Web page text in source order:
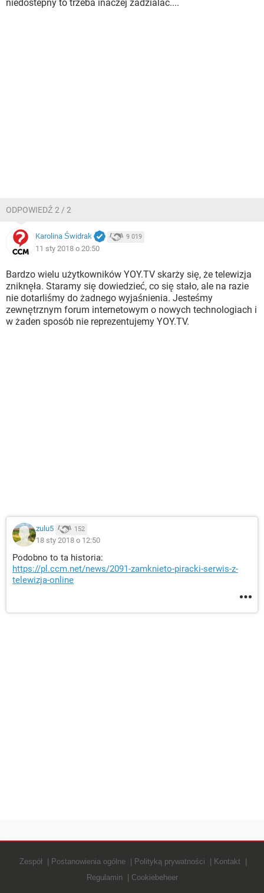
niedostepny to trzeba inaczej zadzialac....
ODPOWIEDŹ 2 / 2
Karolina Świdrak 9 019
11 sty 2018 o 20:50
Bardzo wielu użytkowników YOY.TV skarży się, że telewizja
zniknęła. Staramy się dowiedzieć, co się stało, ale na razie
nie dotarliśmy do żadnego wyjaśnienia. Jesteśmy
zewnętrznym forum internetowym o nowych technologiach i
w żaden sposób nie reprezentujemy YOY.TV.
zulu5 152
18 sty 2018 o 12:50
Podobno to ta historia:
https://pl.ccm.net/news/2091-zamknieto-piracki-serwis-z-
telewizja-online
Zespół Postanowienia ogólne Polityką prywatności
Kontakt
Regulamin
Cookiebeheer